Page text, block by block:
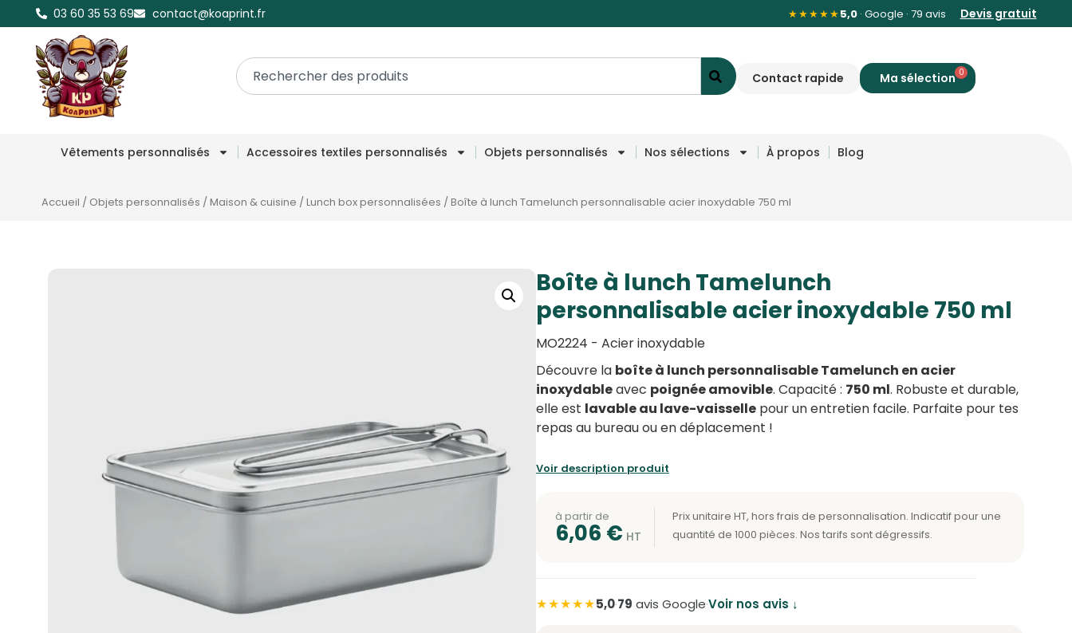
03 60 35 53 69 contact@koaprint.fr ★★★★★5,0· Google · 79 avis Devis gratuit
Contact rapide 0
Vêtements personnalisés Accessoires textiles personnalisés Objets personnalisés Nos sélections À propos Blog
Accueil / Objets personnalisés /Maison & cuisine /Lunch box personnalisées /Boîte à lunch Tamelunch personnalisable acier inoxydable 750 ml
Boîte à lunch Tamelunch
personnalisable acier inoxydable 750 ml
MO2224 - Acier inoxydable
Découvre la boîte à lunch personnalisable Tamelunch en acier
inoxydableavec poignée amovible. Capacité : 750 ml. Robuste et durable,
elle est lavable au lave-vaisselle pour un entretien facile. Parfaite pour tes
repas au bureau ou en déplacement !
Voir description produit
à partir de
6,06 €
★★★★★5,0·79 avis Google·Voir nos avis ↓